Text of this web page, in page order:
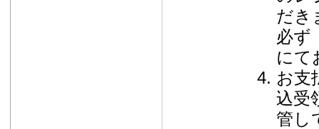
だき
必ず
にて
お支
込受
管し